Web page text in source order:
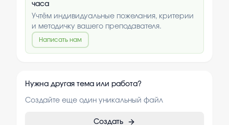
часа
Учтём индивидуальные пожелания, критерии
и методичку вашего преподавателя.
Написать нам
Нужна другая тема или работа?
Создайте еще один уникальный файл
Создать